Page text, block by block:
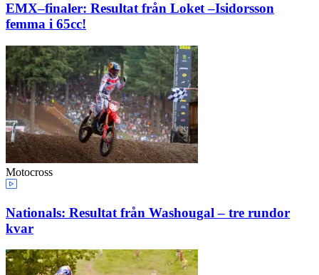
EMX–finaler: Resultat från Loket –Isidorsson
femma i 65cc!
Motocross
Nationals: Resultat från Washougal – tre rundor
kvar